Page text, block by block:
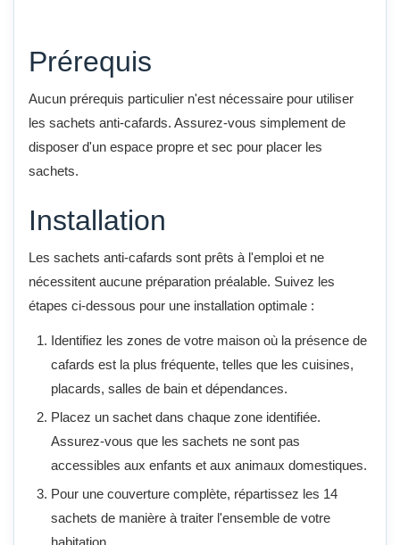
Prérequis
Aucun prérequis particulier n'est nécessaire pour utiliser
les sachets anti-cafards. Assurez-vous simplement de
disposer d'un espace propre et sec pour placer les
sachets.
Installation
Les sachets anti-cafards sont prêts à l'emploi et ne
nécessitent aucune préparation préalable. Suivez les
étapes ci-dessous pour une installation optimale :
Identifiez les zones de votre maison où la présence de
cafards est la plus fréquente, telles que les cuisines,
placards, salles de bain et dépendances.
Placez un sachet dans chaque zone identifiée.
Assurez-vous que les sachets ne sont pas
accessibles aux enfants et aux animaux domestiques.
Pour une couverture complète, répartissez les 14
sachets de manière à traiter l'ensemble de votre